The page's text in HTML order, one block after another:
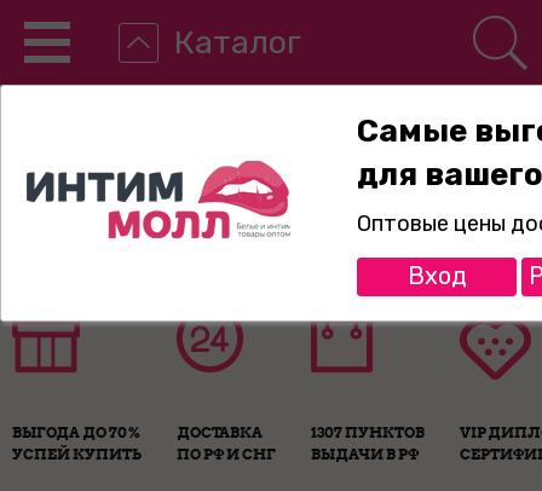
Каталог
8-800-775-89-65
ВЫГОДА ДО 70%
УСПЕЙ КУПИТЬ
ДОСТАВКА
ПО РФ И СНГ
1307 ПУНКТОВ
ВЫДАЧИ В РФ
VIP
Самые
для
Оптовые цены
Вход